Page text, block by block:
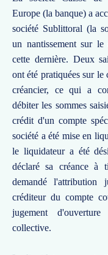
Europe (la banque) a
société Sublittoral (la
un nantissement sur le
cette dernière. Deux
ont été pratiquées sur le
créancier, ce qui a
débiter les sommes
crédit d'un compte
société a été mise en
le liquidateur a été
déclaré sa créance à
demandé l'attribution
créditeur du compte
jugement
collective.